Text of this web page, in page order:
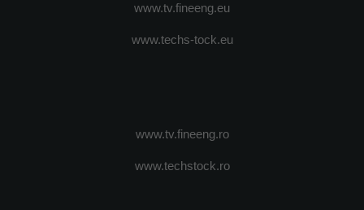
www.tv.fineeng.eu
www.techs-tock.eu
www.tv.fineeng.ro
www.techstock.ro